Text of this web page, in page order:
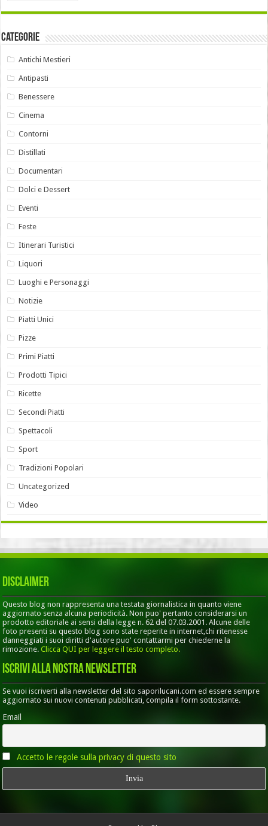
Categorie
Antichi Mestieri
Antipasti
Benessere
Cinema
Contorni
Distillati
Documentari
Dolci e Dessert
Eventi
Feste
Itinerari Turistici
Liquori
Luoghi e Personaggi
Notizie
Piatti Unici
Pizze
Primi Piatti
Prodotti Tipici
Ricette
Secondi Piatti
Spettacoli
Sport
Tradizioni Popolari
Uncategorized
Video
Disclaimer
Questo blog non rappresenta una testata giornalistica in quanto viene
aggiornato senza alcuna periodicità. Non puo' pertanto considerarsi un
prodotto editoriale ai sensi della legge n. 62 del 07.03.2001. Alcune delle
foto presenti su questo blog sono state reperite in internet,chi ritenesse
danneggiati i suoi diritti d'autore puo' contattarmi per chiederne la
rimozione.Clicca QUI per leggere il testo completo.
Iscrivi alla nostra Newsletter
Se vuoi iscriverti alla newsletter del sito saporilucani.com ed essere sempre
aggiornato sui nuovi contenuti pubblicati, compila il form sottostante.
Email
Accetto le regole sulla privacy di questo sito